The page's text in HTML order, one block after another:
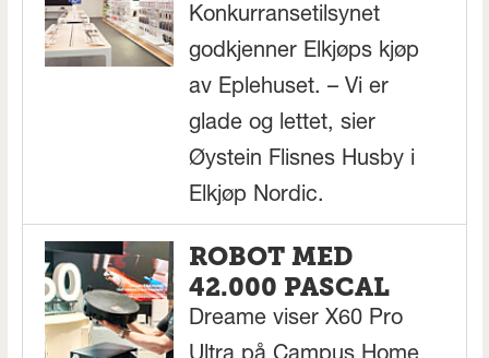
Konkurransetilsynet
godkjenner Elkjøps kjøp
av Eplehuset. – Vi er
glade og lettet, sier
Øystein Flisnes Husby i
Elkjøp Nordic.
ROBOT MED
42.000 PASCAL
Dreame viser X60 Pro